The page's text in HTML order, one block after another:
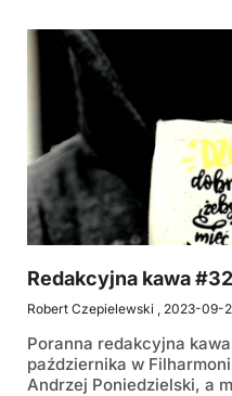
Redakcyjna kawa #32
Robert Czepielewski 2023-09-
Poranna redakcyjna
października w
Andrzej Poniedzielski, a